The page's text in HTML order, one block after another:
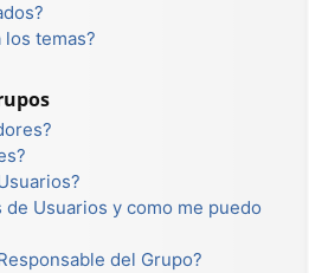
temas?
Usuarios y como me puedo
del Grupo?